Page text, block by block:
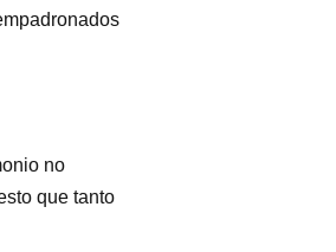
no
que tanto